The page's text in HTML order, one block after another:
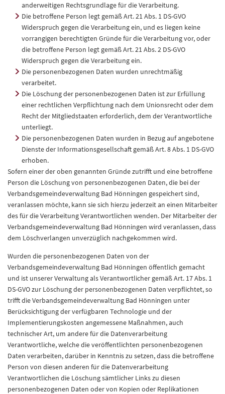
anderweitigen Rechtsgrundlage für die Verarbeitung.
Die betroffene Person legt gemäß Art. 21 Abs. 1 DS-GVO
Widerspruch gegen die Verarbeitung ein, und es liegen keine
vorrangigen berechtigten Gründe für die Verarbeitung vor, oder
die betroffene Person legt gemäß Art. 21 Abs. 2 DS-GVO
Widerspruch gegen die Verarbeitung ein.
Die personenbezogenen Daten wurden unrechtmäßig
verarbeitet.
Die Löschung der personenbezogenen Daten ist zur Erfüllung
einer rechtlichen Verpflichtung nach dem Unionsrecht oder dem
Recht der Mitgliedstaaten erforderlich, dem der Verantwortliche
unterliegt.
Die personenbezogenen Daten wurden in Bezug auf angebotene
Dienste der Informationsgesellschaft gemäß Art. 8 Abs. 1 DS-GVO
erhoben.
Sofern einer der oben genannten Gründe zutrifft und eine betroffene
Person die Löschung von personenbezogenen Daten, die bei der
Verbandsgemeindeverwaltung Bad Hönningen gespeichert sind,
veranlassen möchte, kann sie sich hierzu jederzeit an einen Mitarbeiter
des für die Verarbeitung Verantwortlichen wenden. Der Mitarbeiter der
Verbandsgemeindeverwaltung Bad Hönningen wird veranlassen, dass
dem Löschverlangen unverzüglich nachgekommen wird.
Wurden die personenbezogenen Daten von der
Verbandsgemeindeverwaltung Bad Hönningen öffentlich gemacht
und ist unserer Verwaltung als Verantwortlicher gemäß Art. 17 Abs. 1
DS-GVO zur Löschung der personenbezogenen Daten verpflichtet, so
trifft die Verbandsgemeindeverwaltung Bad Hönningen unter
Berücksichtigung der verfügbaren Technologie und der
Implementierungskosten angemessene Maßnahmen, auch
technischer Art, um andere für die Datenverarbeitung
Verantwortliche, welche die veröffentlichten personenbezogenen
Daten verarbeiten, darüber in Kenntnis zu setzen, dass die betroffene
Person von diesen anderen für die Datenverarbeitung
Verantwortlichen die Löschung sämtlicher Links zu diesen
personenbezogenen Daten oder von Kopien oder Replikationen